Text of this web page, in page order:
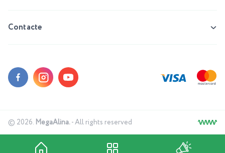
Contacte
© 2026. MegaAlina.- All rights reserved